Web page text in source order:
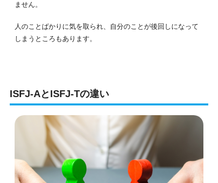
ません。
人のことばかりに気を取られ、自分のことが後回しになって
しまうところもあります。
ISFJ-AとISFJ-Tの違い